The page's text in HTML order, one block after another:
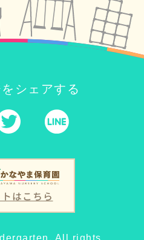
シェアする
はこちら
All rights